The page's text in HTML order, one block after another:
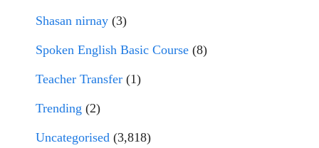
Shasan nirnay (3)
Spoken English Basic Course (8)
Teacher Transfer (1)
Trending (2)
Uncategorised (3,818)